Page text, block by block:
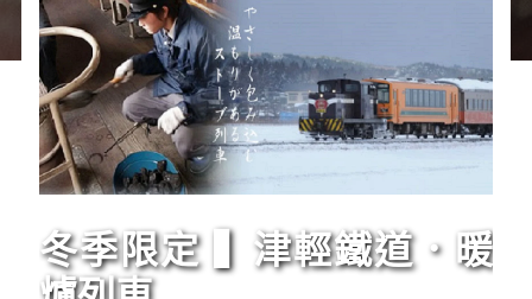
冬季限定 ▍津輕鐵道．暖